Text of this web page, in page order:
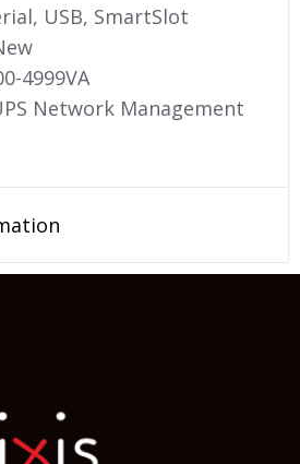
USB, SmartSlot
4999VA
Network Management